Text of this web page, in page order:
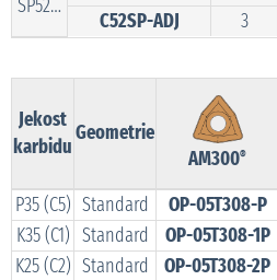
SP52…
C52SP-ADJ
3
Jekost
karbidu
Geometrie
AM300®
P35 (C5) Standard OP-05T308-P
K35 (C1) Standard OP-05T308-1P
K25 (C2) Standard OP-05T308-2P